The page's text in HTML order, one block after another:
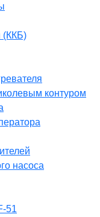
(ККБ)
контуром
насоса
51